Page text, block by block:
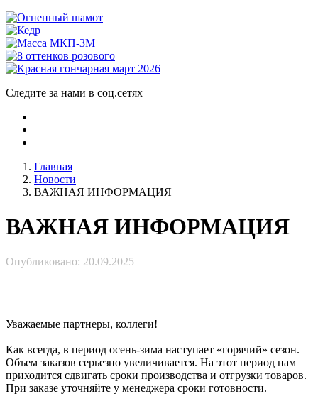
Следите за нами в соц.сетях
Главная
Новости
ВАЖНАЯ ИНФОРМАЦИЯ
ВАЖНАЯ ИНФОРМАЦИЯ
Опубликовано: 20.09.2025
Уважаемые партнеры, коллеги!
Как всегда, в период осень-зима наступает «горячий» сезон.
Объем заказов серьезно увеличивается. На этот период нам
приходится сдвигать сроки производства и отгрузки товаров.
При заказе уточняйте у менеджера сроки готовности.